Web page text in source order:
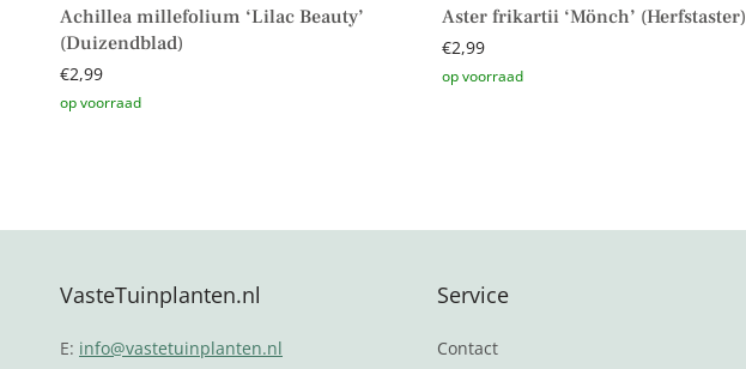
Achillea millefolium ‘Lilac Beauty’
(Duizendblad)
€2,99
Aster frikartii ‘Mönch’ (Herfstaster)
€2,99
VasteTuinplanten.nl
E: info@vastetuinplanten.nl
Service
Contact